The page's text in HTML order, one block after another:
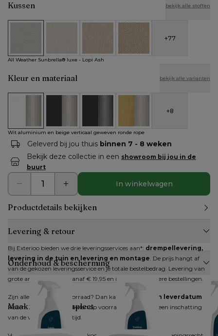
Kussen bekijk alle stoffen
All Weather Sunbrella® luxe - Lopi Ash
All Weather Cosytica - Althea Off White
All Weather Cosytica - Althea Chalk
All Weather Cosytica - Althea
+77
All Weather Sunbrella® luxe - Lopi Ash
Kleur en materiaal bekijk alle varianten
Wit aluminium en beige verticaal geweven ronde rope
Zwart aluminium en beige verticaal geweven
Zwart aluminium en zwart verticaal
Teak en beige verticaal
+8
Wit aluminium en beige verticaal geweven ronde rope
Geleverd bij jou thuis binnen 7 - 8 weken
Bekijk deze collectie in een showroom bij jou in de
buurt
In winkelwagen
Productdetails bekijken
Levering & retour
Bij Exterioo bieden we drie leveringsservices aan*: drempellevering,
levering in de tuin en levering en montage. De prijs hangt af
van de gekozen leveringsservice en je totale bestelbedrag. Levering van
grote artikelen kan al vanaf € 19,95 en is gratis bij grotere bestellingen.
Zijn alle artikelen op voorraad? Dan kan je direct een leverdatum
kiezen. Zijn niet alle artikelen op voorraad, dan krijg je een inschatting
van de verwachte levertijd.
Onderhoud & bescherming
Maak je look compleet